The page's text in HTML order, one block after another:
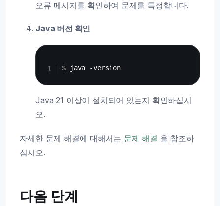
오류 메시지를 확인하여 문제를 특정합니다.
Java 버전 확인
Java 21 이상이 설치되어 있는지 확인하십시
오.
자세한 문제 해결에 대해서는 문제 해결 을 참조하
십시오.
다음 단계